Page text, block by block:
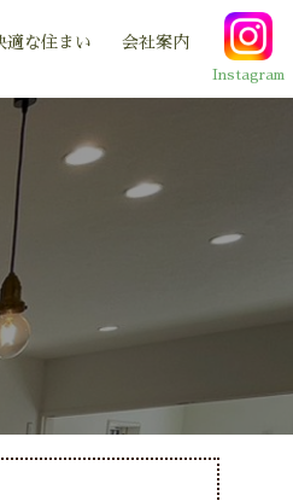
適な住まい 会社案内
Instagram